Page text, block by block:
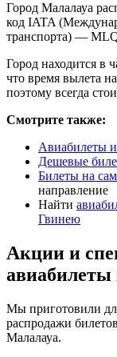
Город Малалауа
код IATA
транспорта) —
Город находится в
что время вылета
поэтому всегда
Смотрите также:
Авиабилеты
Дешевые
Билеты на
направление
Найти
Гвинею
Акции и
Мы приготовили
распродажи
Малалауа.